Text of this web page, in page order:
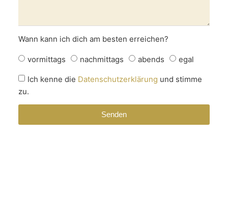
Wann kann ich dich am besten erreichen?
vormittags nachmittags abends egal
Ich kenne die Datenschutzerklärung und stimme
zu.
Senden